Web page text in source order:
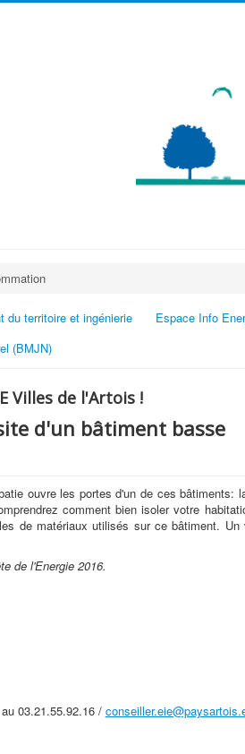
du territoire et ingénierie Espace Info
(BMJN)
Villes de l'Artois !
d'un bâtiment basse
ouvre les portes d'un de ces bâtiments:
comment bien isoler votre
de matériaux utilisés sur ce bâtiment. Un
de l'Energie 2016.
03.21.55.92.16 /